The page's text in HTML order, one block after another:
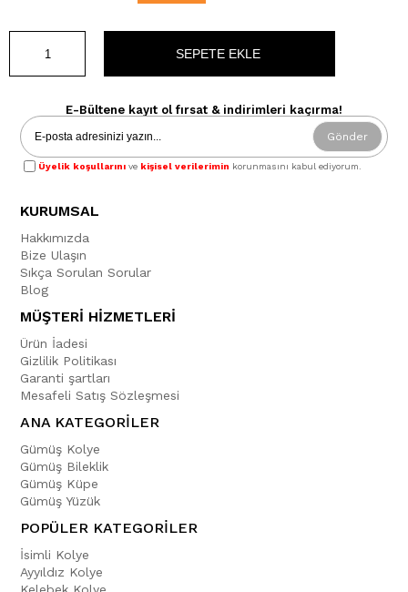
E-Bültene kayıt ol fırsat & indirimleri kaçırma!
Gönder
Üyelik koşullarını ve kişisel verilerimin korunmasını kabul ediyorum.
KURUMSAL
Hakkımızda
Bize Ulaşın
Sıkça Sorulan Sorular
Blog
MÜŞTERİ HİZMETLERİ
Ürün İadesi
Gizlilik Politikası
Garanti şartları
Mesafeli Satış Sözleşmesi
ANA KATEGORİLER
Gümüş Kolye
Gümüş Bileklik
Gümüş Küpe
Gümüş Yüzük
POPÜLER KATEGORİLER
İsimli Kolye
Ayyıldız Kolye